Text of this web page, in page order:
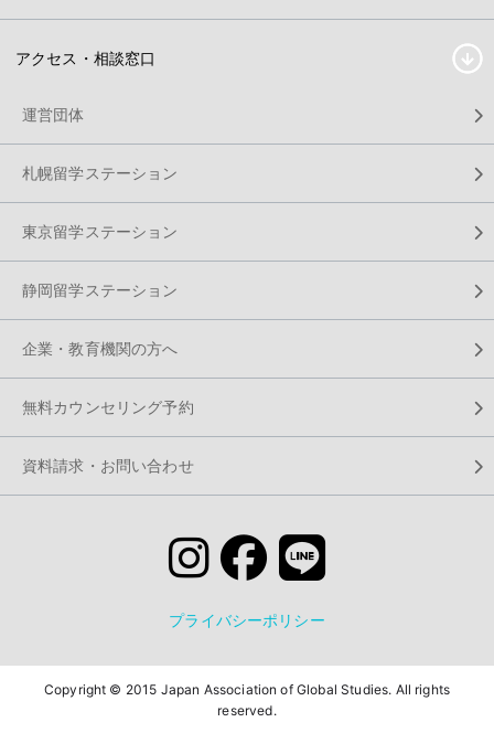
アクセス・相談窓口
運営団体
札幌留学ステーション
東京留学ステーション
静岡留学ステーション
企業・教育機関の方へ
無料カウンセリング予約
資料請求・お問い合わせ
プライバシーポリシー
Copyright © 2015 Japan Association of Global Studies. All rights
reserved.